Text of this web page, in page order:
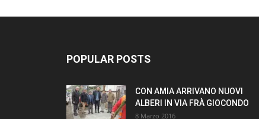
POPULAR POSTS
CON AMIA ARRIVANO NUOVI
ALBERI IN VIA FRÀ GIOCONDO
8 Marzo 2016